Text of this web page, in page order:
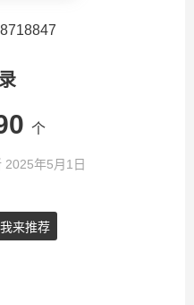
8718847
个
2025年5月1日
我来推荐